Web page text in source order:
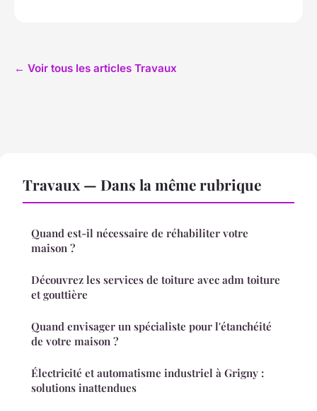
← Voir tous les articles Travaux
Travaux — Dans la même rubrique
Quand est-il nécessaire de réhabiliter votre
maison ?
Découvrez les services de toiture avec adm toiture
et gouttière
Quand envisager un spécialiste pour l'étanchéité
de votre maison ?
Électricité et automatisme industriel à Grigny :
solutions inattendues